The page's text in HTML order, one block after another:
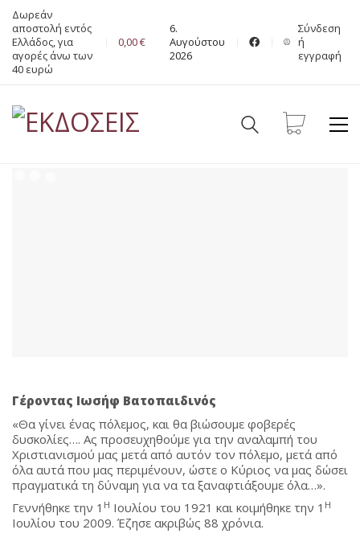
Δωρεάν
αποστολή εντός
Ελλάδος, για
αγορές άνω των
40 ευρώ
0,00€
6.
Αυγούστου
2026
Σύνδεση
ή
εγγραφή
Γέροντας Ιωσήφ Βατοπαιδινός
«Θα γίνει ένας πόλεμος, και θα βιώσουμε φοβερές
δυσκολίες…. Ας προσευχηθούμε για την αναλαμπή του
Χριστιανισμού μας μετά από αυτόν τον πόλεμο, μετά από
όλα αυτά που μας περιμένουν, ώστε ο Κύριος να μας δώσει
πραγματικά τη δύναμη για να τα ξαναφτιάξουμε όλα…».
Γεννήθηκε την 1 Η Ιουλίου του 1921 και κοιμήθηκε την 1 Η
Ιουλίου του 2009. Έζησε ακριβώς 88 χρόνια.